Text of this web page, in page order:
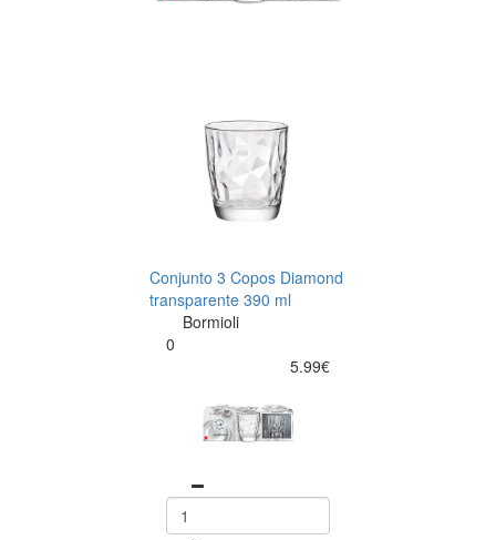
Conjunto 3 Copos Diamond
transparente 390 ml
Bormioli
0
5.99€